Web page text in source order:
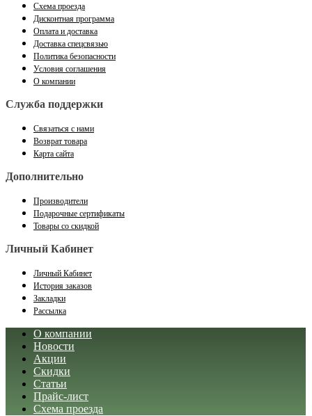
Схема проезда
Дисконтная программа
Оплата и доставка
Доставка спецсвязью
Политика безопасности
Условия соглашения
О компании
Служба поддержки
Связаться с нами
Возврат товара
Карта сайта
Дополнительно
Производители
Подарочные сертификаты
Товары со скидкой
Личный Кабинет
Личный Кабинет
История заказов
Закладки
Рассылка
О компании
Новости
Акции
Скидки
Статьи
Прайс-лист
Схема проезда